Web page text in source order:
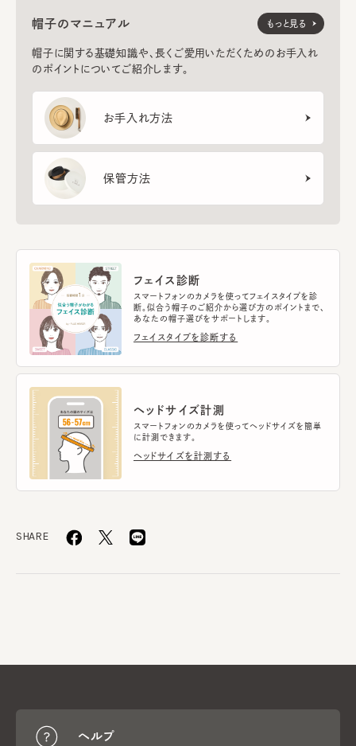
帽子のマニュアル
帽子に関する基礎知識や、長くご愛用いただくためのお手入れ
のポイントについてご紹介します。
お手入れ方法
保管方法
もっと見る
フェイス診断
スマートフォンのカメラを使ってフェイスタイプを診
断。似合う帽子のご紹介から選び方のポイントまで、
あなたの帽子選びをサポートします。
フェイスタイプを診断する
ヘッドサイズ計測
スマートフォンのカメラを使ってヘッドサイズを簡単
に計測できます。
ヘッドサイズを計測する
SHARE
ヘルプ